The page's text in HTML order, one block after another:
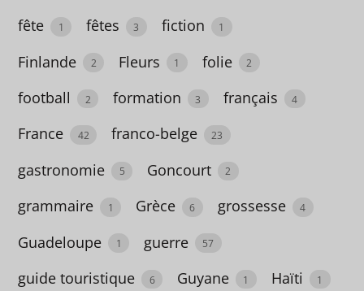
11
emprise
enfance
44
fête 1 fêtes 3 fiction 1
Finlande 2 Fleurs 1 folie 2
football 2 formation 3 français 4
France 42 franco-belge 23
gastronomie 5 Goncourt 2
grammaire 1 Grèce 6 grossesse 4
Guadeloupe 1 guerre 57
guide touristique 6 Guyane 1 Haïti 1